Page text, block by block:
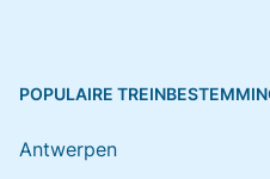
POPULAIRE
Antwerpen